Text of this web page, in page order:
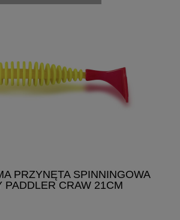
PRZYNĘTA SPINNINGOWA
PADDLER CRAW 21CM